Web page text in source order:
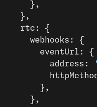
      },
    },
    rtc: {
      webhooks: {
        eventUrl: {
          address:
        },
      },